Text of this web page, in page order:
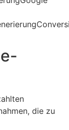
die zu